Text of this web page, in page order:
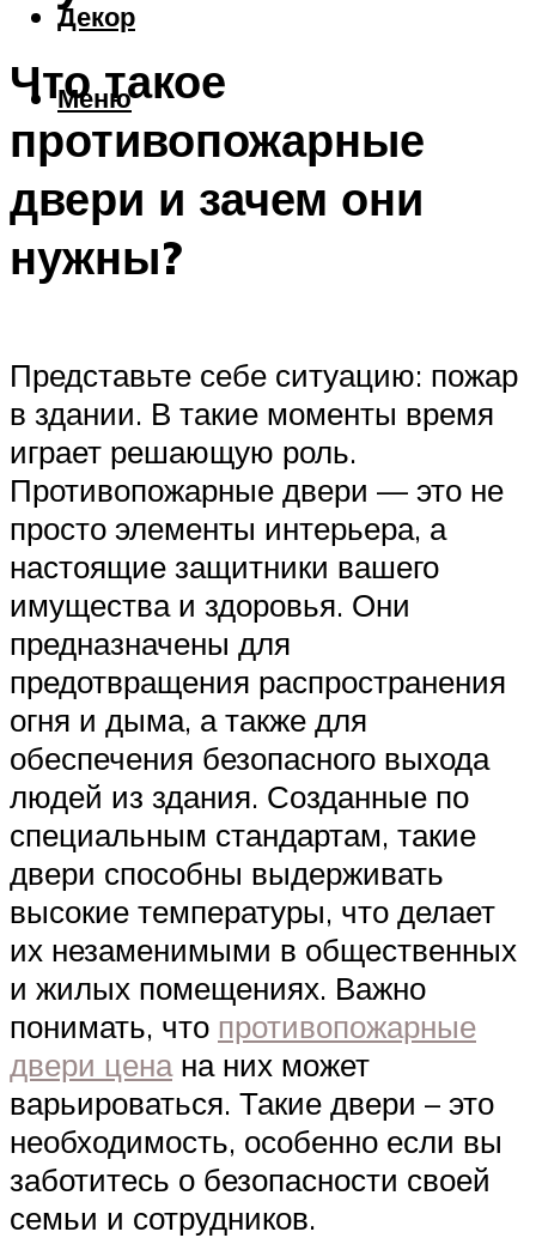
Декор
Меню
Что такое
противопожарные
двери и зачем они
нужны?
Представьте себе ситуацию: пожар
в здании. В такие моменты время
играет решающую роль.
Противопожарные двери — это не
просто элементы интерьера, а
настоящие защитники вашего
имущества и здоровья. Они
предназначены для
предотвращения распространения
огня и дыма, а также для
обеспечения безопасного выхода
людей из здания. Созданные по
специальным стандартам, такие
двери способны выдерживать
высокие температуры, что делает
их незаменимыми в общественных
и жилых помещениях. Важно
понимать, что противопожарные
двери ценана них может
варьироваться. Такие двери – это
необходимость, особенно если вы
заботитесь о безопасности своей
семьи и сотрудников.